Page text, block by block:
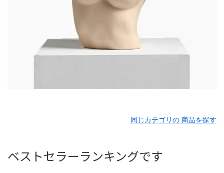
同じカテゴリの 商品を探す
ベストセラーランキングです